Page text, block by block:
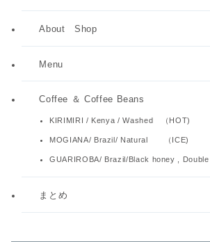
About Shop
Menu
Coffee ＆ Coffee Beans
KIRIMIRI / Kenya / Washed （HOT)
MOGIANA/ Brazil/ Natural （ICE)
GUARIROBA/ Brazil/Black honey ,
まとめ